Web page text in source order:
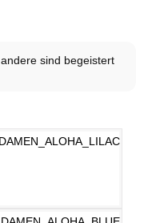
andere sind begeistert